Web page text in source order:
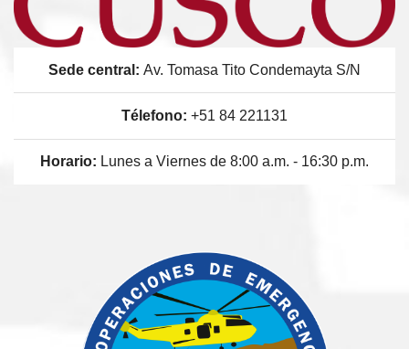
Sede central: Av. Tomasa Tito Condemayta S/N
Télefono: +51 84 221131
Horario: Lunes a Viernes de 8:00 a.m. - 16:30 p.m.